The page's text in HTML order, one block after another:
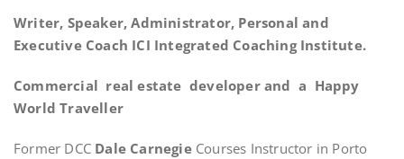
Writer, Speaker, Administrator, Personal and
Executive Coach ICI Integrated Coaching Institute.
Commercial real estate developer and a Happy
World Traveller
Former DCC Dale CarnegieCourses Instructor in Porto